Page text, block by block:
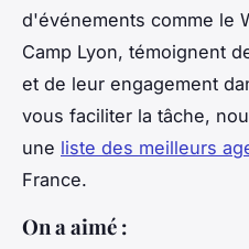
d'événements comme le
Camp Lyon, témoignent
et de leur engagement
vous faciliter la tâche,
une liste des meilleurs
France.
On a aimé :